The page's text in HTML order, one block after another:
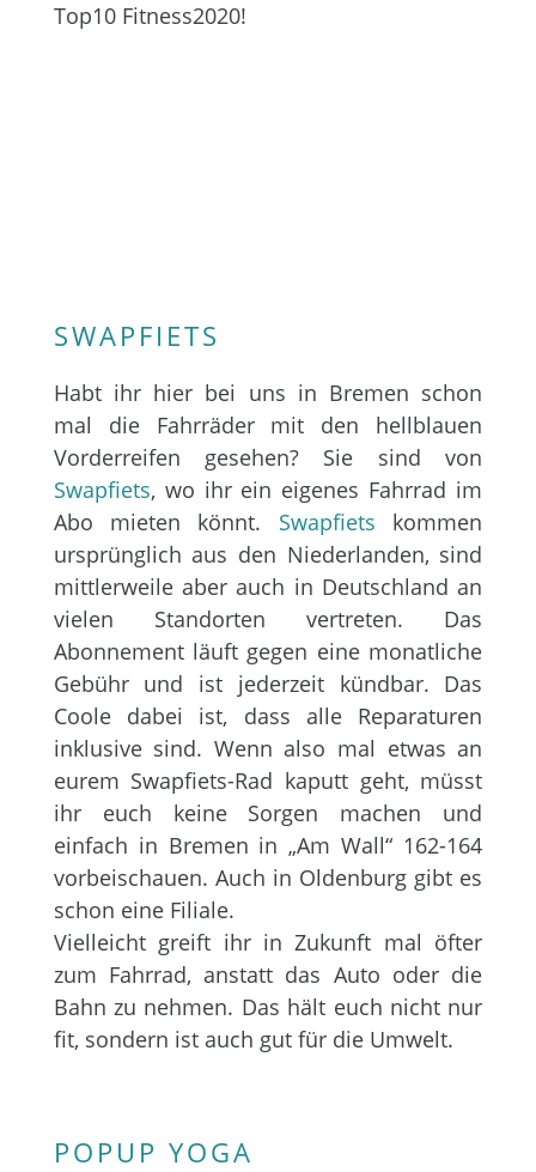
Top10 Fitness2020!
SWAPFIETS
Habt ihr hier bei uns in Bremen schon
mal die Fahrräder mit den hellblauen
Vorderreifen gesehen? Sie sind von
Swapfiets, wo ihr ein eigenes Fahrrad im
Abo mieten könnt. Swapfiets kommen
ursprünglich aus den Niederlanden, sind
mittlerweile aber auch in Deutschland an
vielen Standorten vertreten. Das
Abonnement läuft gegen eine monatliche
Gebühr und ist jederzeit kündbar. Das
Coole dabei ist, dass alle Reparaturen
inklusive sind. Wenn also mal etwas an
eurem Swapfiets-Rad kaputt geht, müsst
ihr euch keine Sorgen machen und
einfach in Bremen in „Am Wall“ 162-164
vorbeischauen. Auch in Oldenburg gibt es
schon eine Filiale.
Vielleicht greift ihr in Zukunft mal öfter
zum Fahrrad, anstatt das Auto oder die
Bahn zu nehmen. Das hält euch nicht nur
fit, sondern ist auch gut für die Umwelt.
POPUP YOGA